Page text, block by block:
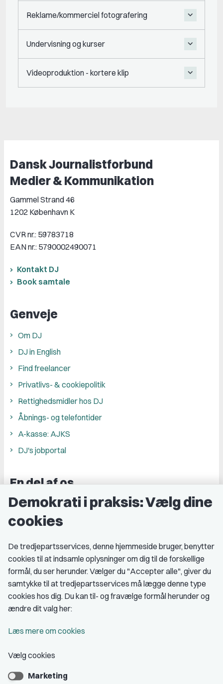
Reklame/kommerciel fotografering
Undervisning og kurser
Videoproduktion - kortere klip
Dansk Journalistforbund
Medier & Kommunikation
Gammel Strand 46
1202 København K
CVR nr.: 59783718
EAN nr.: 5790002490071
Kontakt DJ
Book samtale
Genveje
Om DJ
DJ in English
Find freelancer
Privatlivs- & cookiepolitik
Rettighedsmidler hos DJ
Åbnings- og telefontider
A-kasse: AJKS
DJ's jobportal
En del af os
Grupper og kredse
Studenterorganisationer
Medlemskab
Fordele som medlem
Kontingent
Bliv medlem
Demokrati i praksis: Vælg dine
cookies
De tredjepartsservices, denne hjemmeside bruger, benytter
cookies til at indsamle oplysninger om dig til de forskellige
formål, du ser herunder. Vælger du "Accepter alle", giver du
samtykke til at tredjepartsservices må lægge denne type
cookies hos dig. Du kan til- og fravælge formål herunder og
ændre dit valg her:
Læs mere om cookies
Vælg cookies
Marketing